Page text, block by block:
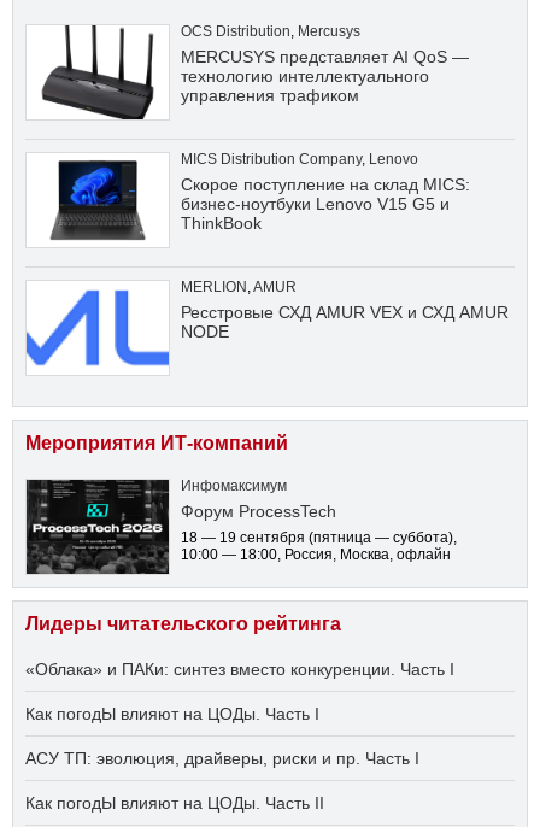
OCS Distribution Mercusys
MERCUSYS представляет AI QoS —
технологию интеллектуального
управления трафиком
MICS Distribution Company, Lenovo
Скорое поступление на склад MICS:
бизнес-ноутбуки Lenovo V15 G5 и
ThinkBook
MERLION AMUR
Ресстровые СХД AMUR VEX и СХД AMUR
NODE
Мероприятия ИТ-компаний
Инфомаксимум
Форум ProcessTech
18 — 19 сентября (пятница — суббота),
10:00 — 18:00, Россия, Москва, офлайн
Лидеры читательского рейтинга
«Облака» и ПАКи: синтез вместо конкуренции. Часть I
Как погодЫ влияют на ЦОДы. Часть I
АСУ ТП: эволюция, драйверы, риски и пр. Часть I
Как погодЫ влияют на ЦОДы. Часть II